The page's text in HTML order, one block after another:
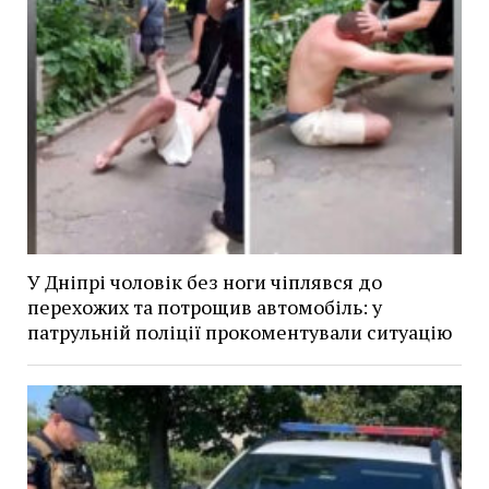
У Дніпрі чоловік без ноги чіплявся до
перехожих та потрощив автомобіль: у
патрульній поліції прокоментували ситуацію